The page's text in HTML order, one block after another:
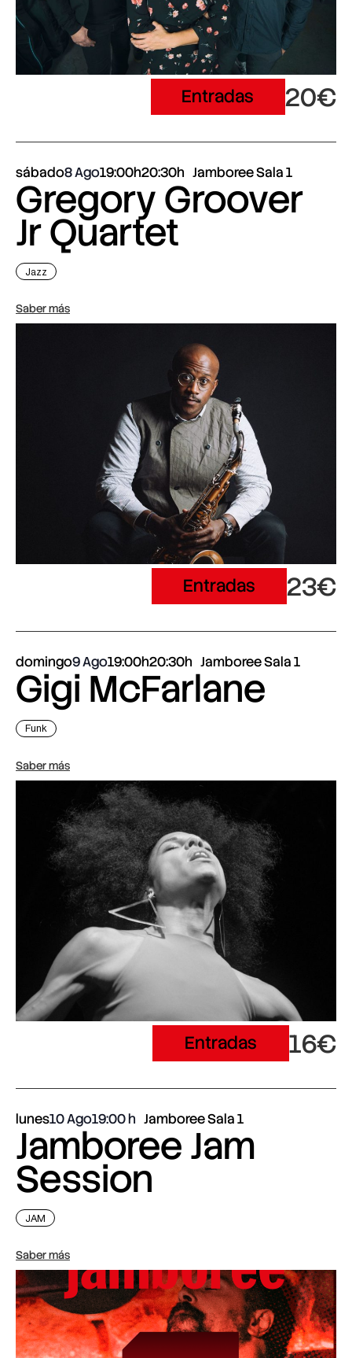
Entradas 20€
sábado8 Ago19:00h20:30h Jamboree Sala 1
Gregory Groover
Jr Quartet
Jazz
Saber más
Entradas 23€
domingo9 Ago19:00h20:30h Jamboree Sala 1
Gigi McFarlane
Funk
Saber más
Entradas 16€
lunes10 Ago19:00 Jamboree Sala 1
Jamboree Jam
Session
JAM
Saber más